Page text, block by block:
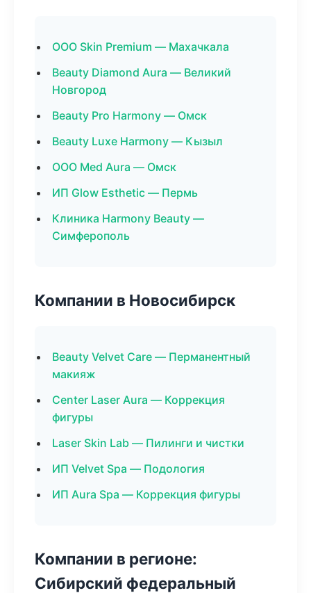
ООО Skin Premium — Махачкала
Beauty Diamond Aura — Великий
Новгород
Beauty Pro Harmony — Омск
Beauty Luxe Harmony — Кызыл
ООО Med Aura — Омск
ИП Glow Esthetic — Пермь
Клиника Harmony Beauty —
Симферополь
Компании в Новосибирск
Beauty Velvet Care — Перманентный
макияж
Center Laser Aura — Коррекция
фигуры
Laser Skin Lab — Пилинги и чистки
ИП Velvet Spa — Подология
ИП Aura Spa — Коррекция фигуры
Компании в регионе:
Сибирский федеральный